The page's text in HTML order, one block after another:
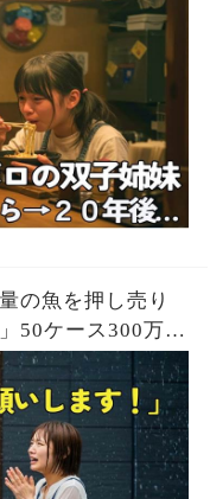
の魚を押し売り
50ケース300万円